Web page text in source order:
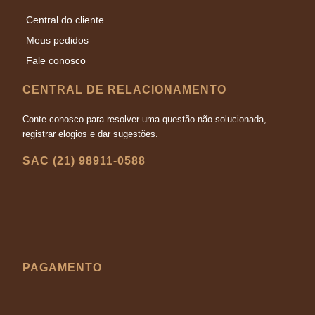
Central do cliente
Meus pedidos
Fale conosco
CENTRAL DE RELACIONAMENTO
Conte conosco para resolver uma questão não solucionada,
registrar elogios e dar sugestões.
SAC (21) 98911-0588
PAGAMENTO